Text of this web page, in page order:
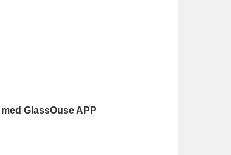
GlassOuse APP